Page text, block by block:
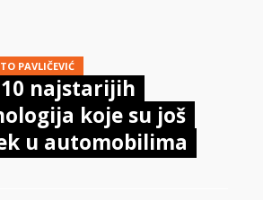
PAVLIČEVIĆ
najstarijih
koje su još
u automobilima